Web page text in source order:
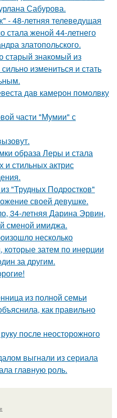
Сабурова.
48-летняя телеведущая
женой 44-летнего
златопольского.
старый знакомый из
измениться и стать
дав камерон помолвку
части "Мумии" с
образа Леры и стала
стильных актрис
"Трудных Подростков"
своей девушке.
34-летняя Дарина Эрвин,
сменой имиджа.
несколько
которые затем по инерции
за другим.
из полной семьи
как правильно
после неосторожного
выгнали из сериала
главную роль.